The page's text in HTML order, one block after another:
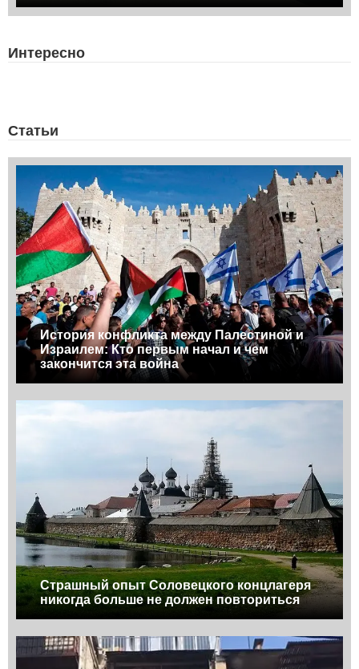
Интересно
Статьи
История конфликта между Палестиной и
Израилем: Кто первым начал и чем
закончится эта война
Страшный опыт Соловецкого концлагеря
никогда больше не должен повториться